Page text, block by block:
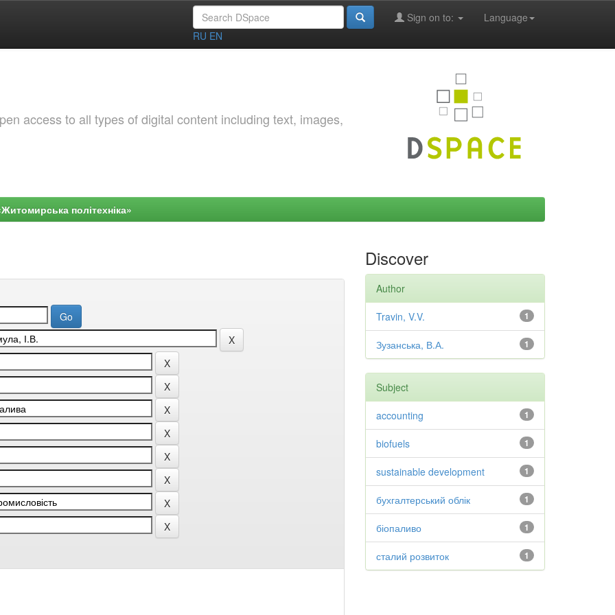
Language
Sign on to:
RU EN
access to all types of digital content including text, images,
політехніка»
Discover
Author
1
Travin, V.V.
1
Зузанська, В.А.
Subject
1
accounting
1
biofuels
1
sustainable development
1
бухгалтерський облік
1
біопаливо
1
сталий розвиток